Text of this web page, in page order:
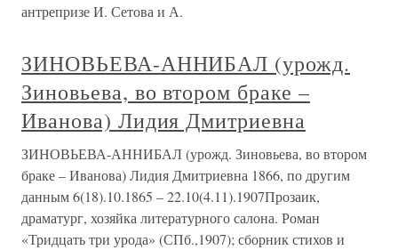
антрепризе И. Сетова и А.
ЗИНОВЬЕВА-АННИБАЛ (урожд.
Зиновьева, во втором браке –
Иванова) Лидия Дмитриевна
ЗИНОВЬЕВА-АННИБАЛ (урожд. Зиновьева, во втором
браке – Иванова) Лидия Дмитриевна 1866, по другим
данным 6(18).10.1865 – 22.10(4.11).1907Прозаик,
драматург, хозяйка литературного салона. Роман
«Тридцать три урода» (СПб.,1907); сборник стихов и